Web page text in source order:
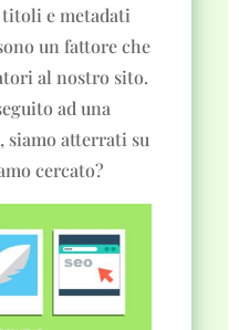
titoli e metadati
un fattore che
al nostro sito.
ad una
atterrati su
cercato?